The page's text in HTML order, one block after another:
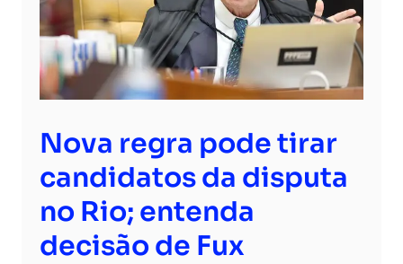
Nova regra pode tirar
candidatos da disputa
no Rio; entenda
decisão de Fux